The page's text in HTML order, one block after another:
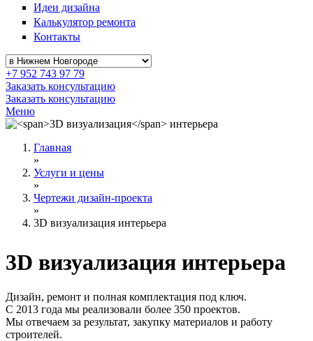
Идеи дизайна
Калькулятор ремонта
Контакты
+7 952 743 97 79
Заказать консультацию
Заказать консультацию
Меню
Главная
»
Услуги и цены
»
Чертежи дизайн-проекта
»
3D визуализация интерьера
3D визуализация интерьера
Дизайн, ремонт и полная комплектация под ключ.
С 2013 года мы реализовали более 350 проектов.
Мы отвечаем за результат, закупку материалов и работу
строителей.